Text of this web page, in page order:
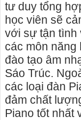
tư duy tổng
học viên sẽ
với sự tận tình
các môn năng
đào tạo âm
Sáo Trúc.
các loại đàn
đảm chất
Piano tốt nhất